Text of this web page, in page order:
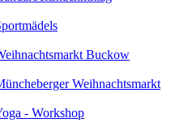
Buckow
Weihnachtsmarkt
- Workshop